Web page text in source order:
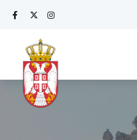
Skip
content
Search